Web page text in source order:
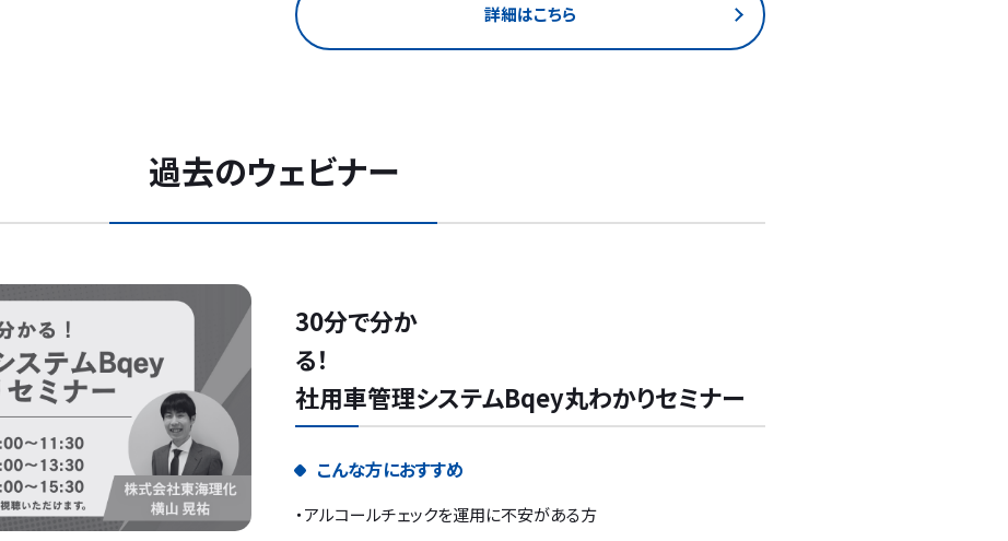
詳細はこちら
過去のウェビナー
30分で分か
る！
社用車管理システムBqey丸わかりセミナー
こんな方におすすめ
・アルコールチェックを運用に不安がある方